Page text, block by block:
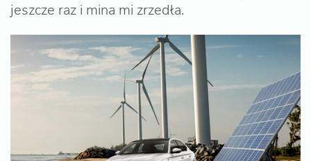
jeszcze raz i mina mi zrzedła.